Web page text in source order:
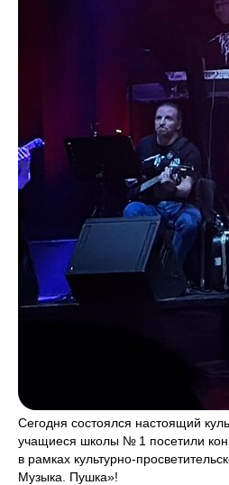
Сегодня состоялся настоящий
учащиеся школы № 1 посетили
в рамках культурно-
Музыка. Пушка»!